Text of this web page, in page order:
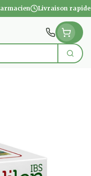
Livraison rapide